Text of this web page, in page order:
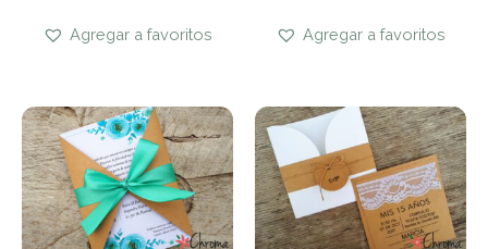
Agregar a favoritos Agregar a favoritos